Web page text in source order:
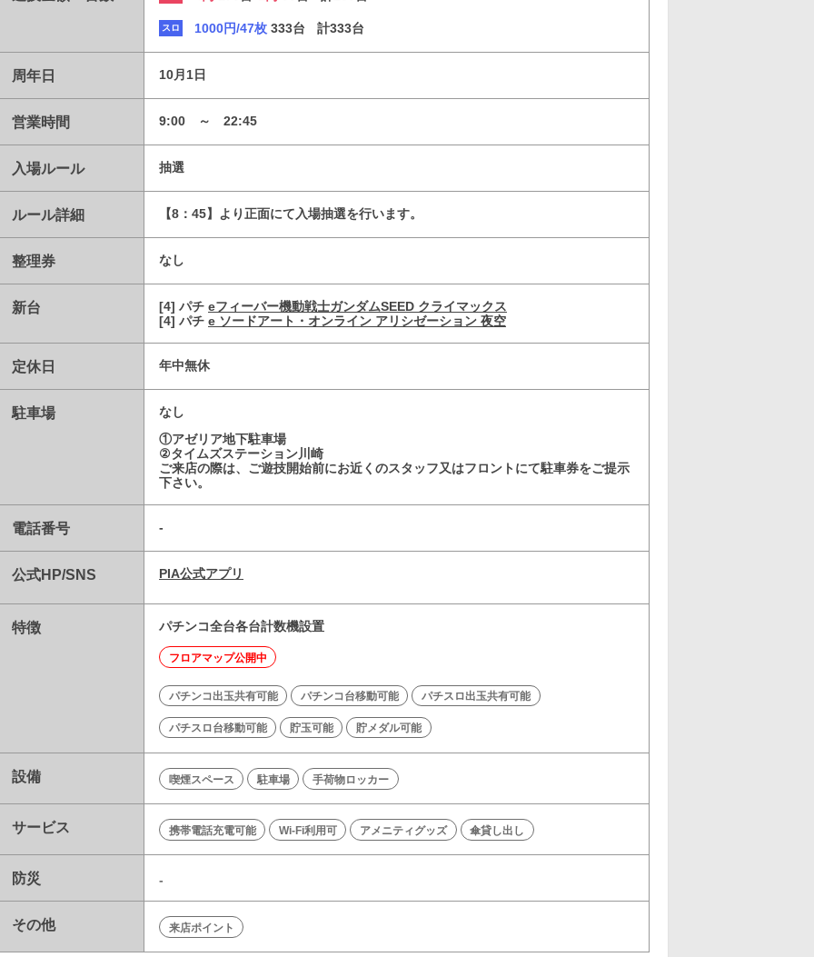
スロ 1000円/47枚 333台 計333台
周年日 10月1日
営業時間 9:00 ～ 22:45
入場ルール 抽選
ルール詳細 【8：45】より正面にて入場抽選を行います。
整理券 なし
新台 [4] パチ eフィーバー機動戦士ガンダムSEED クライマックス
[4] パチ e ソードアート・オンライン アリシゼーション 夜空
定休日 年中無休
駐車場
なし
①アゼリア地下駐車場
②タイムズステーション川崎
ご来店の際は、ご遊技開始前にお近くのスタッフ又はフロントにて駐車券をご提示
下さい。
電話番号 -
公式HP/SNS PIA公式アプリ
特徴 パチンコ全台各台計数機設置
フロアマップ公開中
パチンコ出玉共有可能 パチンコ台移動可能 パチスロ出玉共有可能
パチスロ台移動可能 貯玉可能 貯メダル可能
設備 喫煙スペース 駐車場 手荷物ロッカー
サービス 携帯電話充電可能 Wi-Fi利用可 アメニティグッズ 傘貸し出し
防災 -
その他 来店ポイント